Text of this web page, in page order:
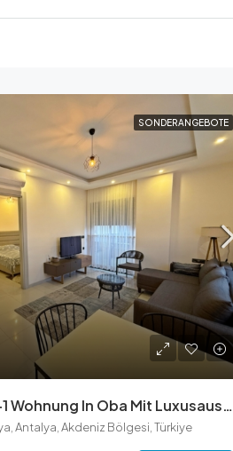
SONDERANGEBOTE
Voll Möblierte 1+1 Wohnung In Oba Mit Luxusausstattung
Antalya, Akdeniz Bölgesi, Türkiye